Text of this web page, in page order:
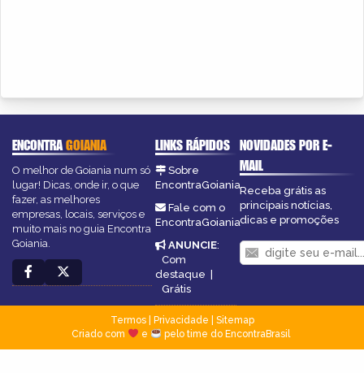
ENCONTRAGOIANIA
O melhor de Goiania num só
lugar! Dicas, onde ir, o que
fazer, as melhores
empresas, locais, serviços e
muito mais no guia Encontra
Goiania.
LINKS RÁPIDOS
Sobre
EncontraGoiania
Fale com o
EncontraGoiania
ANUNCIE:
Com
destaque |
Grátis
NOVIDADES POR E-
MAIL
Receba grátis as
principais notícias,
dicas e promoções
Termos| Privacidade
Sitemap
Criado com
e pelo time do EncontraBrasil